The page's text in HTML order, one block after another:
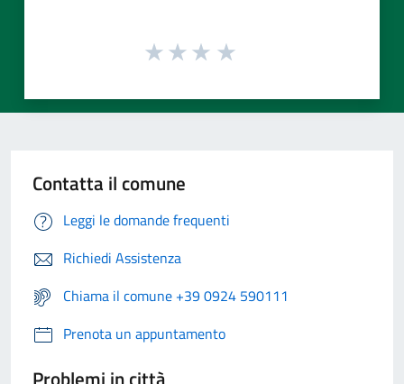
Contatta il comune
Leggi le domande frequenti
Richiedi Assistenza
Chiama il comune +39 0924 590111
Prenota un appuntamento